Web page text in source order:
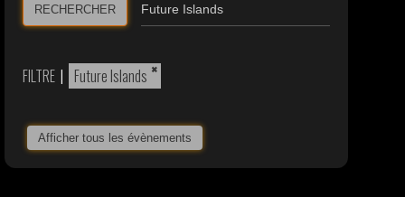
RECHERCHER
FILTRE | ×
Future Islands
Afficher tous les évènements